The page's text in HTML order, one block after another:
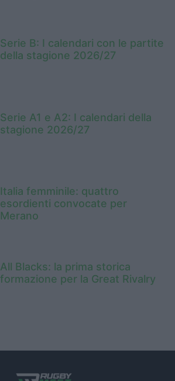
Serie B: I calendari con le partite
della stagione 2026/27
Serie A1 e A2: I calendari della
stagione 2026/27
Italia femminile: quattro
esordienti convocate per
Merano
All Blacks: la prima storica
formazione per la Great Rivalry